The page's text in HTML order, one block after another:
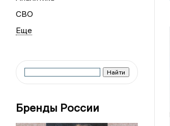
СВО
Бренды России